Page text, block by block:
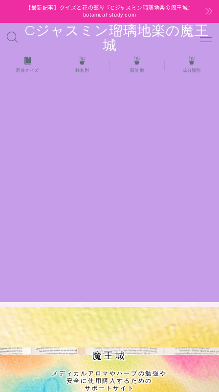
【最新記事】クイズと花の部屋『Cジャスミン瑠璃地楽の魔王城』
botanical-study.com
Cジャスミン瑠璃地楽の魔王
城
MENU
HOME
公式ウェブサイト『Botanical Study』
Cジャスミン瑠璃地楽の主な活動先リンク集
プロフィール
辞典クイズ 科名別 部位別 成分類別
魔王城
メディカルアロマやハーブの勉強や
安全に使用購入するための
サポートサイト